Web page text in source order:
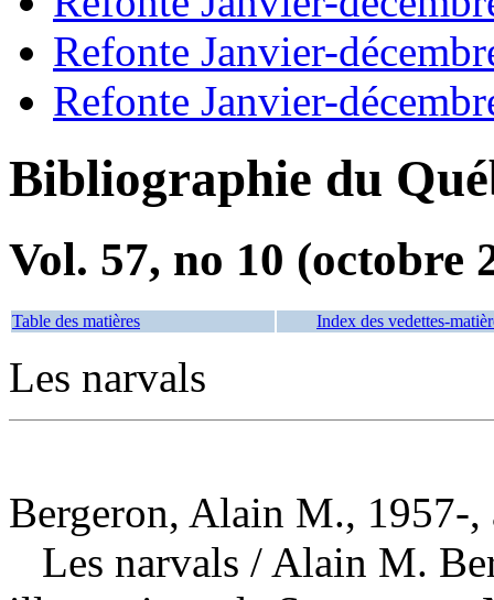
Refonte Janvier-
Refonte Janvier-
Bibliographie du
Vol. 57, no 10 (octobre
Table des matières Index des vedettes-
Les narvals
Bergeron, Alain M., 1957-,
Les narvals / Alain M.